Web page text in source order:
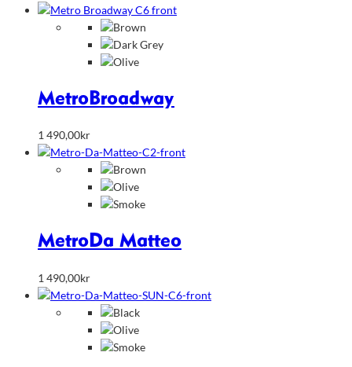
Metro Broadway
1 490,00kr
Metro Da Matteo
1 490,00kr